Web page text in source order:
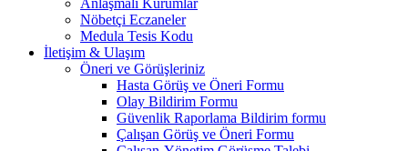
Nöbetçi Eczaneler
Medula Tesis Kodu
İletişim & Ulaşım
Öneri ve Görüşleriniz
Hasta Görüş ve Öneri Formu
Olay Bildirim Formu
Güvenlik Raporlama Bildirim formu
Çalışan Görüş ve Öneri Formu